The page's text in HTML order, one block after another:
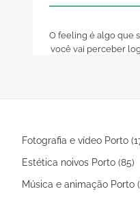
O feeling é algo que
você vai perceber
Fotografia e vídeo Porto
Estética noivos Porto (85)
Música e animação Porto